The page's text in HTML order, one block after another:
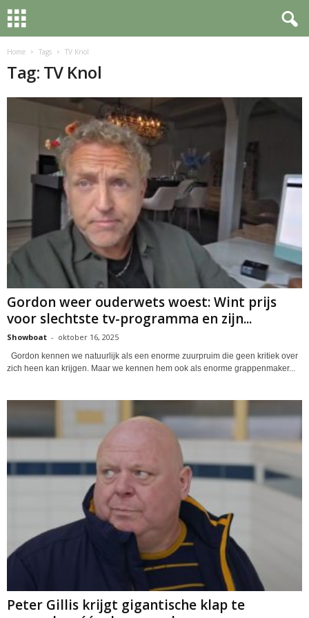
Home Tags TV Knol
Tag: TV Knol
Gordon weer ouderwets woest: Wint prijs
voor slechtste tv-programma en zijn...
Showboat - oktober 16, 2025
Gordon kennen we natuurlijk als een enorme zuurpruim die geen kritiek over
zich heen kan krijgen. Maar we kennen hem ook als enorme grappenmaker...
Peter Gillis krijgt gigantische klap te